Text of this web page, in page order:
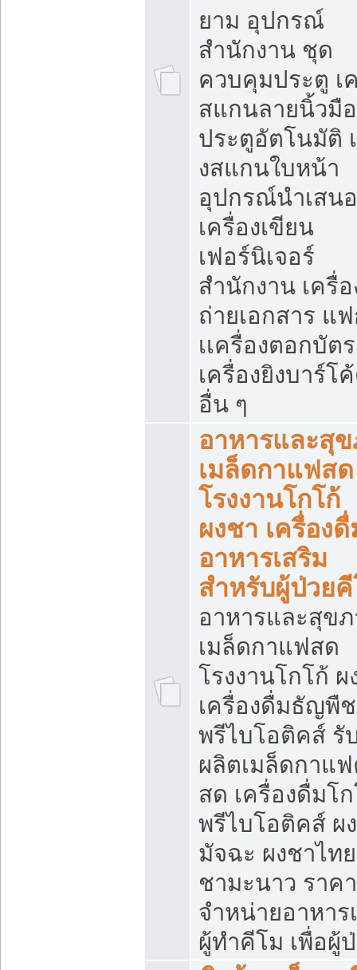
ยาม อุปกรณ์
สำนักงาน ชุด
ควบคุมประตู เ
สแกนลายนิ้วมือ
ประตูอัตโนมัติ
งสแกนใบหน้า
อุปกรณ์นำเสน
เครื่องเขียน
เฟอร์นิเจอร์
สำนักงาน เครื่อ
ถ่ายเอกสาร แ
เเครื่องตอกบัตร
เครื่องยิงบาร์โ
อื่น ๆ
อาหารและสุ
เมล็ดกาแฟสด
โรงงานโกโก้
ผงชา เครื่อง
อาหารเสริม
สำหรับผู้ป่วย
อาหารและสุข
เมล็ดกาแฟสด
โรงงานโกโก้ ผ
เครื่องดื่มธัญพืช
พรีไบโอติคส์ รั
ผลิตเมล็ดกาแ
สด เครื่องดื่มโ
พรีไบโอติคส์ ผง
มัจฉะ ผงชาไท
ชามะนาว ราค
จำหน่ายอาหาร
ผู้ทำคีโม เพื่อผู้